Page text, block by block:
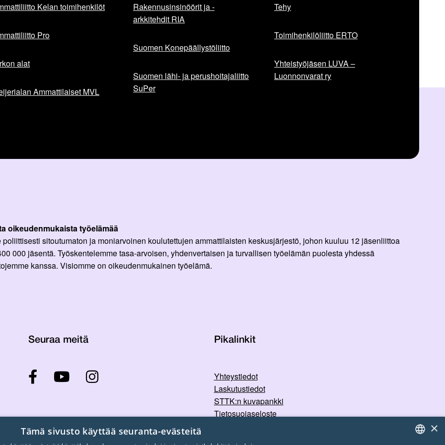
Kelan toimihenkilöt
Pro
alat
Ammattilaiset MVL
Rakennusinsinöörit ja -
arkkitehdit RIA
Suomen Konepäällystöliitto
Suomen lähi- ja perushoitajaliitto
SuPer
Tehy
Toimihenkilöliitto ERTO
Yhteistyöjäsen LUVA –
Luonnonvarat ry
oikeudenmukaista työelämää
poliittisesti sitoutumaton ja moniarvoinen koulutettujen ammattilaisten keskusjärjestö, johon kuuluu 12 jäsenliittoa
000 jäsentä. Työskentelemme tasa-arvoisen, yhdenvertaisen ja turvallisen työelämän puolesta yhdessä
kanssa. Visiomme on oikeudenmukainen työelämä.
Seuraa meitä Pikalinkit
Yhteystiedot
Laskutustiedot
STTK:n kuvapankki
Tietosuojaseloste
×
Tämä sivusto käyttää seuranta-evästeitä